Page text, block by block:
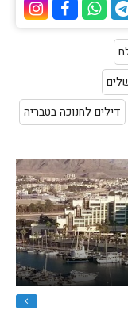
ערוץ ערוץ
ערוץ הוואטסאפ של
ערוץ הטלגרם של הוטלס
דילים לחנוכה בטבריה